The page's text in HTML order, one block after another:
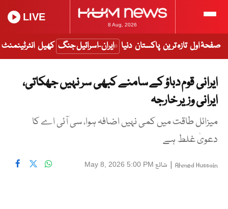
8 Aug, 2026
LIVE
صفحۂ اول تازہ ترین پاکستان دنیا ایران-اسرائیل جنگ کھیل انٹرٹینمنٹ
ایرانی قوم دباؤ کے سامنے کبھی سر نہیں جھکاتی،
ایرانی وزیر خارجہ
میزائل طاقت میں کمی نہیں اضافہ ہوا، سی آئی اے کا
دعویٰ غلط ہے
Ahmed Hussain
| شائع May 8, 2026 5:00 PM